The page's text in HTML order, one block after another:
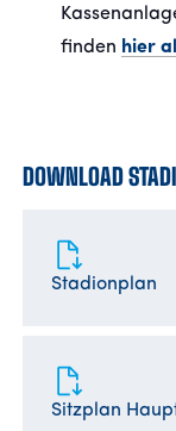
finden hier
DOWNLOAD
Stadionplan
Sitzplan